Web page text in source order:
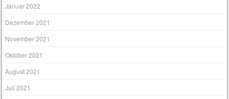
Januar 2022
Dezember 2021
November 2021
Oktober 2021
August 2021
Juli 2021